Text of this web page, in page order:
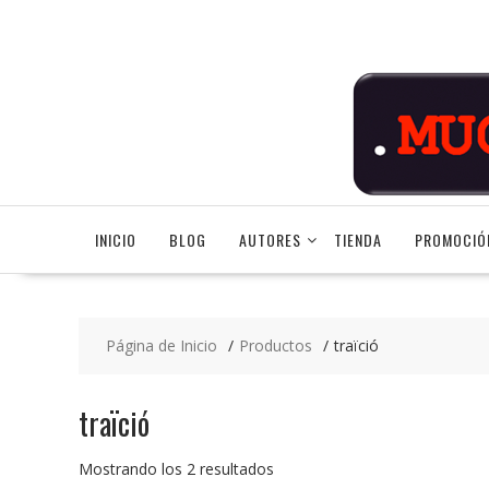
INICIO BLOG AUTORES TIENDA
Página de Inicio Productos traïció
traïció
Mostrando los 2 resultados